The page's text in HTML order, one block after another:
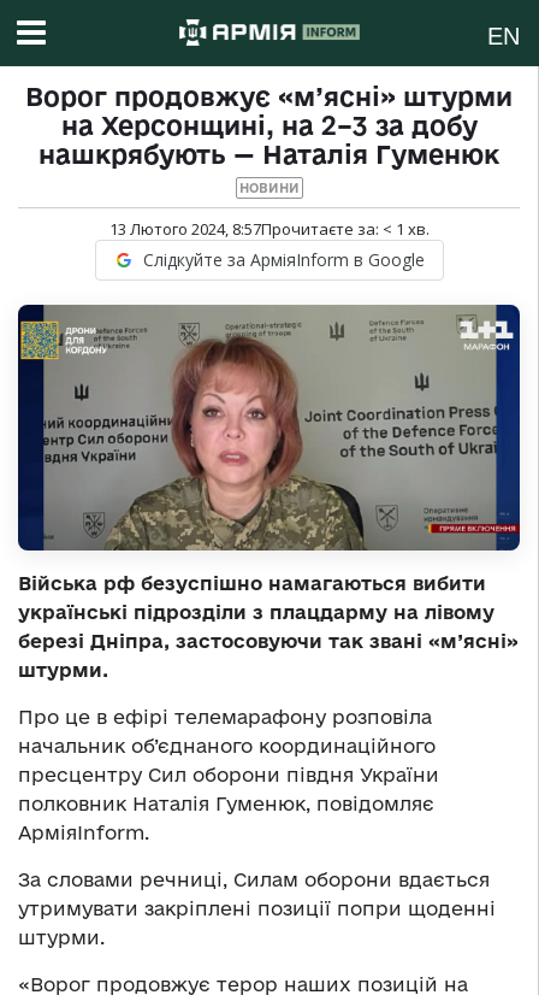
EN
Ворог продовжує «м’ясні» штурми
на Херсонщині, на 2–3 за добу
нашкрябують — Наталія Гуменюк
НОВИНИ
13 Лютого 2024, 8:57Прочитаєте за: < 1 хв.
Слідкуйте за АрміяInform в Google
Війська рф безуспішно намагаються вибити
українські підрозділи з плацдарму на лівому
березі Дніпра, застосовуючи так звані «м’ясні»
штурми.
Про це в ефірі телемарафону розповіла
начальник об’єднаного координаційного
пресцентру Сил оборони півдня України
полковник Наталія Гуменюк, повідомляє
АрміяInform.
За словами речниці, Силам оборони вдається
утримувати закріплені позиції попри щоденні
штурми.
«Ворог продовжує терор наших позицій на